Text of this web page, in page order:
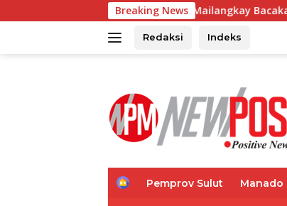
ke
Breaking News
Wagub Mailangkay Bacakan Sambutan Gubernur
Redaksi Indeks
H
Pemprov Sulut Manado